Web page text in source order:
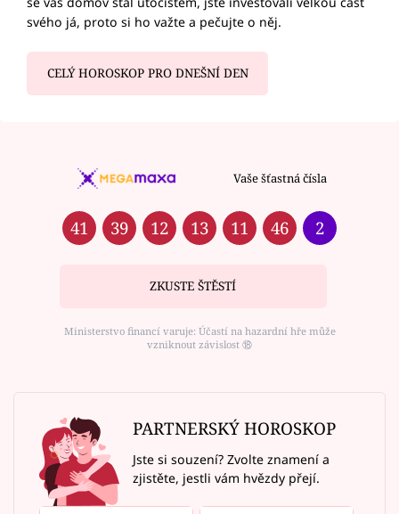
svého já, proto si ho važte a pečujte o něj.
CELÝ HOROSKOP PRO DNEŠNÍ DEN
Vaše šťastná čísla
41 39 12 13 11 46 2
ZKUSTE ŠTĚSTÍ
Ministerstvo financí varuje: Účastí na hazardní hře může
vzniknout závislost ⑱
PARTNERSKÝ HOROSKOP
Jste si souzení? Zvolte znamení a
zjistěte, jestli vám hvězdy přejí.